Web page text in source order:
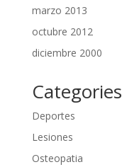
marzo 2013
octubre 2012
diciembre 2000
Categories
Deportes
Lesiones
Osteopatia